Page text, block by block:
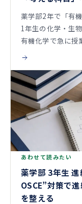
薬学部2年で「有
1年生の化学・生
有機化学で急に
あわせて読みたい
薬学部 3年生
OSCE”対策で
を整える